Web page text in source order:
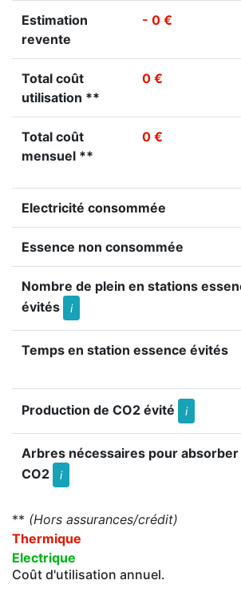
Estimation
revente
- 0 €
Total coût
utilisation **
0 €
Total coût
mensuel **
0 €
Electricité consommée
Essence non consommée
Nombre de plein en stations
évités
i
Temps en station essence évités
Production de CO2 évité i
Arbres nécessaires pour absorber
CO2
i
** (Hors assurances/crédit)
Thermique
Electrique
Coût d'utilisation annuel.